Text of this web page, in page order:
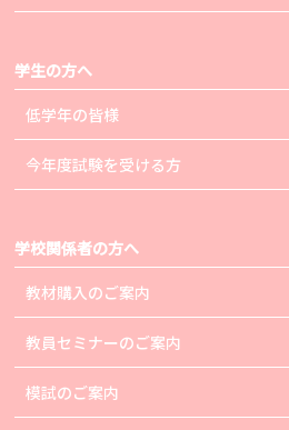
学生の方へ
低学年の皆様
今年度試験を受ける方
学校関係者の方へ
教材購入のご案内
教員セミナーのご案内
模試のご案内